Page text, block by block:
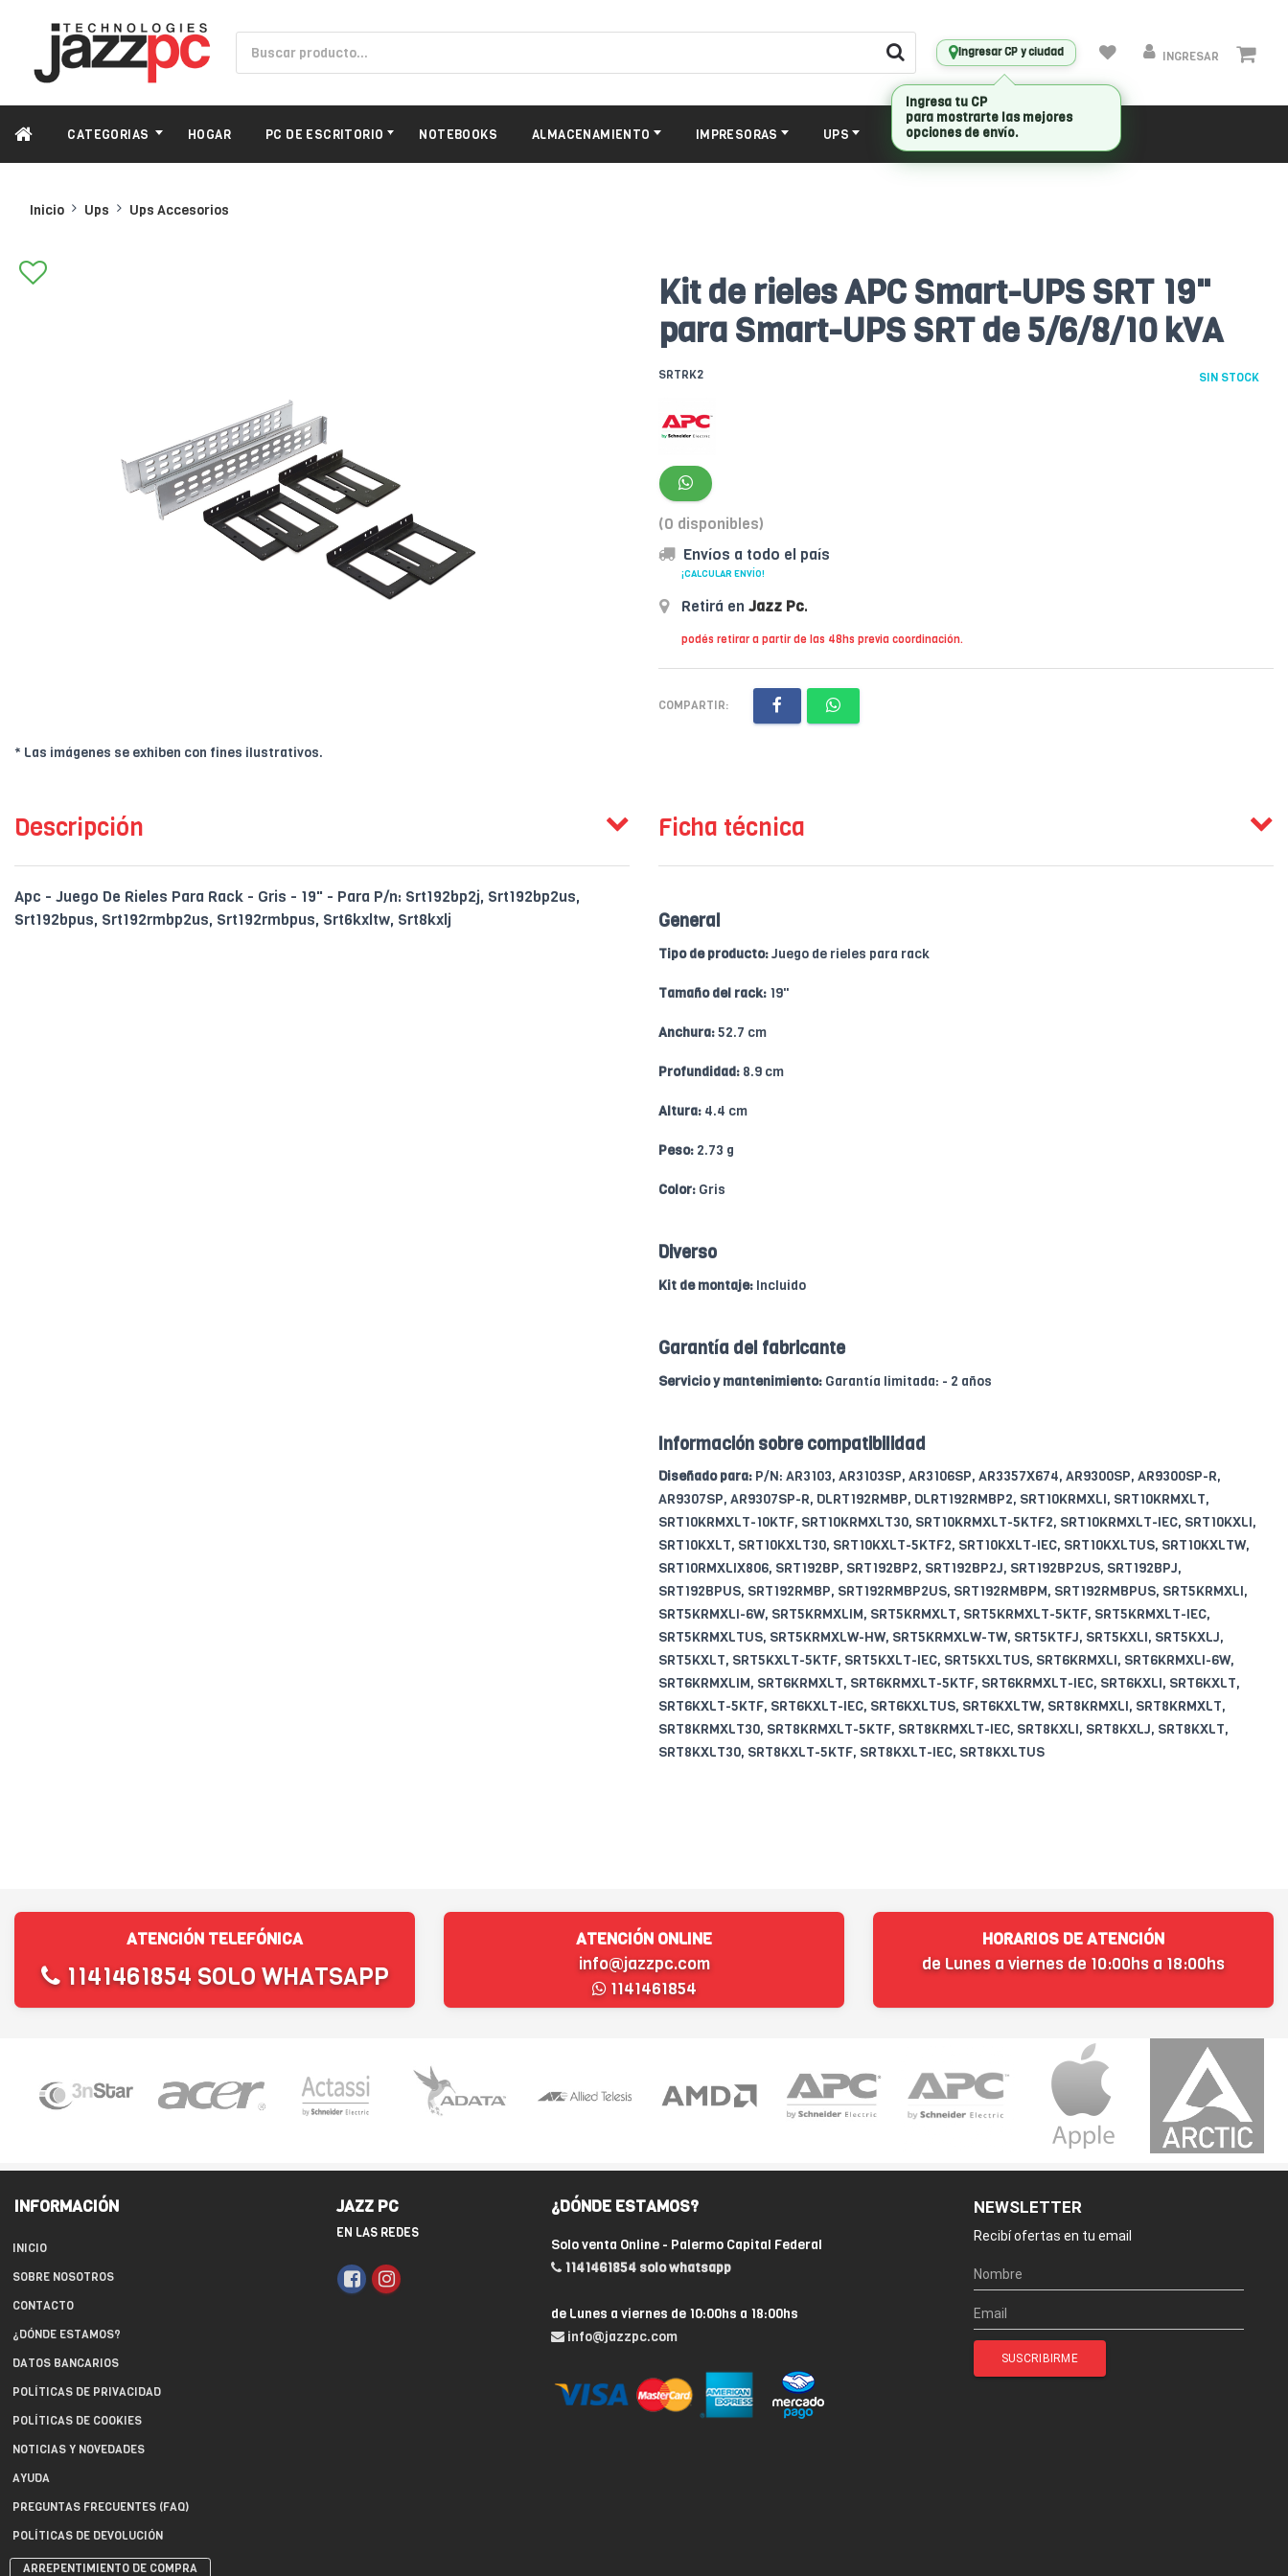
Ingresar CP y ciudad INGRESAR
CATEGORIAS HOGAR PC DE ESCRITORIO NOTEBOOKS ALMACENAMIENTO IMPRESORAS UPS CONECTIVIDAD
Inicio Ups Ups Accesorios
* Las imágenes se exhiben con fines ilustrativos.
Kit de rieles APC Smart-UPS SRT 19"
para Smart-UPS SRT de 5/6/8/10 kVA
SRTRK2 SIN STOCK
(0 disponibles)
Envíos a todo el país
¡CALCULAR ENVÍO!
Retirá en Jazz Pc.
podés retirar a partir de las 48hs previa coordinación.
COMPARTIR:
Descripción
Apc - Juego De Rieles Para Rack - Gris - 19" - Para P/n: Srt192bp2j, Srt192bp2us,
Srt192bpus, Srt192rmbp2us, Srt192rmbpus, Srt6kxltw, Srt8kxlj
Ficha técnica
General
Tipo de producto:Juego de rieles para rack
Tamaño del rack: 19"
Anchura:52.7 cm
Profundidad: 8.9 cm
Altura: 4.4 cm
Peso: 2.73 g
Color: Gris
Diverso
Kit de montaje: Incluido
Garantía del fabricante
Servicio y mantenimiento: Garantía limitada: - 2 años
Información sobre compatibilidad
Diseñado para: P/N: AR3103, AR3103SP, AR3106SP, AR3357X674, AR9300SP, AR9300SP-R,
AR9307SP, AR9307SP-R, DLRT192RMBP, DLRT192RMBP2, SRT10KRMXLI, SRT10KRMXLT,
SRT10KRMXLT-10KTF, SRT10KRMXLT30, SRT10KRMXLT-5KTF2, SRT10KRMXLT-IEC, SRT10KXLI,
SRT10KXLT, SRT10KXLT30, SRT10KXLT-5KTF2, SRT10KXLT-IEC, SRT10KXLTUS, SRT10KXLTW,
SRT10RMXLIX806, SRT192BP, SRT192BP2, SRT192BP2J, SRT192BP2US, SRT192BPJ,
SRT192BPUS, SRT192RMBP, SRT192RMBP2US, SRT192RMBPM, SRT192RMBPUS, SRT5KRMXLI,
SRT5KRMXLI-6W, SRT5KRMXLIM, SRT5KRMXLT, SRT5KRMXLT-5KTF, SRT5KRMXLT-IEC,
SRT5KRMXLTUS, SRT5KRMXLW-HW, SRT5KRMXLW-TW, SRT5KTFJ, SRT5KXLI, SRT5KXLJ,
SRT5KXLT, SRT5KXLT-5KTF, SRT5KXLT-IEC, SRT5KXLTUS, SRT6KRMXLI, SRT6KRMXLI-6W,
SRT6KRMXLIM, SRT6KRMXLT, SRT6KRMXLT-5KTF, SRT6KRMXLT-IEC, SRT6KXLI, SRT6KXLT,
SRT6KXLT-5KTF, SRT6KXLT-IEC, SRT6KXLTUS, SRT6KXLTW, SRT8KRMXLI, SRT8KRMXLT,
SRT8KRMXLT30, SRT8KRMXLT-5KTF, SRT8KRMXLT-IEC, SRT8KXLI, SRT8KXLJ, SRT8KXLT,
SRT8KXLT30, SRT8KXLT-5KTF, SRT8KXLT-IEC, SRT8KXLTUS
ATENCIÓN TELEFÓNICA
1141461854 SOLO WHATSAPP
ATENCIÓN ONLINE
info@jazzpc.com
1141461854
HORARIOS DE ATENCIÓN
de Lunes a viernes de 10:00hs a 18:00hs
INFORMACIÓN
INICIO
SOBRE NOSOTROS
CONTACTO
¿DÓNDE ESTAMOS?
DATOS BANCARIOS
POLÍTICAS DE PRIVACIDAD
POLÍTICAS DE COOKIES
NOTICIAS Y NOVEDADES
AYUDA
PREGUNTAS FRECUENTES (FAQ)
POLÍTICAS DE DEVOLUCIÓN
ARREPENTIMIENTO DE COMPRA
JAZZ PC
EN LAS REDES
¿DÓNDE ESTAMOS?
Solo venta Online - Palermo Capital Federal
1141461854 solo whatsapp
de Lunes a viernes de 10:00hs a 18:00hs
info@jazzpc.com
NEWSLETTER
Recibí ofertas en tu email
Ingresa tu CP
para mostrarte las mejores
opciones de envío.